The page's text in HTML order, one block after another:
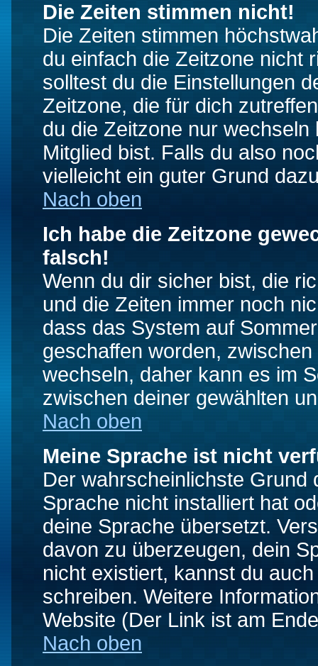
Die Zeiten stimmen nicht!
Die Zeiten stimmen
du einfach die Zeitzone nicht
solltest du die Einstellungen
Zeitzone, die für dich
du die Zeitzone nur
Mitglied bist. Falls du also
vielleicht ein guter Grund
Nach oben
Ich habe die Zeitzone
falsch!
Wenn du dir sicher bist, die
und die Zeiten immer noch
dass das System auf
geschaffen worden,
wechseln, daher kann es im
zwischen deiner gewählten
Nach oben
Meine Sprache ist nicht
Der wahrscheinlichste Grund
Sprache nicht installiert hat
deine Sprache übersetzt.
davon zu überzeugen, dein
nicht existiert, kannst du
schreiben. Weitere
Website (Der Link ist am
Nach oben